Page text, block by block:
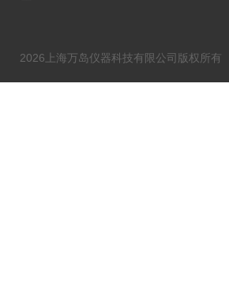
2026上海万岛仪器科技有限公司版权所有